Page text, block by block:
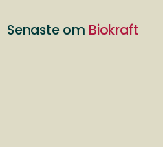
Senaste om Biokraft